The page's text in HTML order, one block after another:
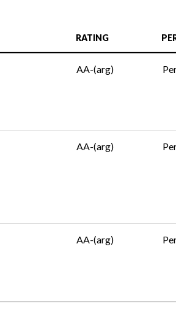
RATING
AA-(arg)
AA-(arg)
AA-(arg)